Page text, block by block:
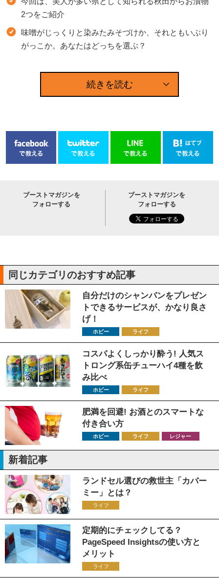
2つをご紹介
味噌がじっくりと染みたみそづけか、それともいぶり
がっこか。あなたはどっちを選ぶ？
続きを読む
ブーストマガジンを
フォローする
ブーストマガジンを
フォローする
同じカテゴリのおすすめ記事
自分だけのシャンパンをプレゼン
トできるサービスが、かなり良さ
げ！
ホビー ライフ
コスパよくしっかり酔う! 人気ス
トロング系缶チューハイ4種を飲
み比べ
ホビー ライフ
肥満を回避! お酒とのスマートな
付き合い方
ホビー ライフ レジャー
新着記事
ランドセル選びの救世主「カバー
ミー」とは？
ライフ
定期的にチェックしてる？
PageSpeed Insightsの使い方と
メリット
ライフ